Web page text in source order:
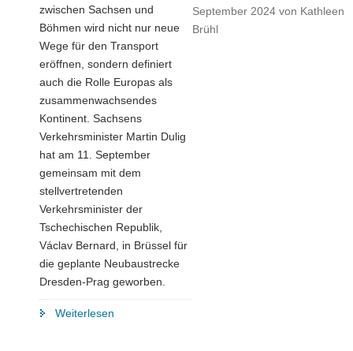
September 2024 von Kathleen
Brühl
zwischen Sachsen und
Böhmen wird nicht nur neue
Wege für den Transport
eröffnen, sondern definiert
auch die Rolle Europas als
zusammenwachsendes
Kontinent. Sachsens
Verkehrsminister Martin Dulig
hat am 11. September
gemeinsam mit dem
stellvertretenden
Verkehrsminister der
Tschechischen Republik,
Václav Bernard, in Brüssel für
die geplante Neubaustrecke
Dresden-Prag geworben.
Weiterlesen